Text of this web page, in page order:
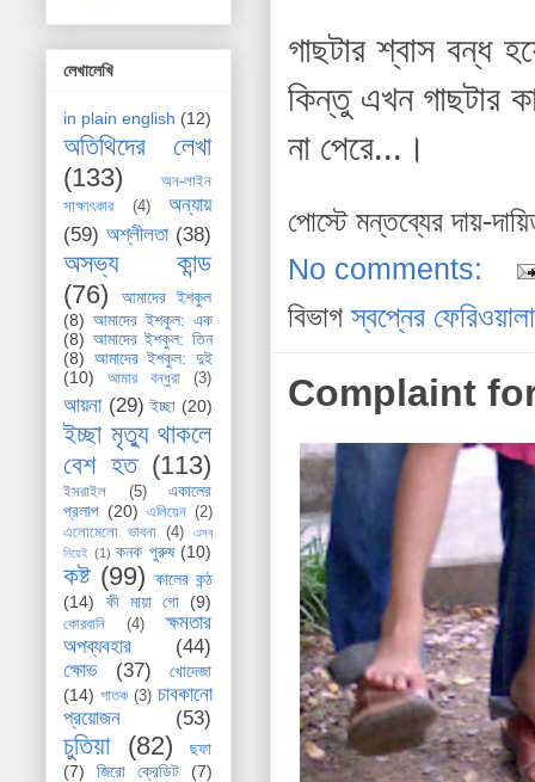
গাছটার শ্বাস
কিন্তু এখন গাছটার
না পেরে...।
পোস্টে মন্তব্যের দায়-
No comments:
বিভাগস্বপ্নের
Complaint
লেখালেখি
in plain english (12)
অতিথিদের লেখা
(133)
অন-লাইন
সাক্ষাৎকার
(4)
অন্যায়
(59) অশ্লীলতা (38)
অসভ্য কান্ড
(76)
আমাদের ইশকুল
(8) আমাদের ইশকুল: এক
(8) আমাদের ইশকুল: তিন
(8) আমাদের ইশকুল: দুই
(10)
আমার বন্ধুরা (3)
আয়না (29) ইচ্ছা (20)
ইচ্ছা মৃত্যু থাকলে
বেশ হত (113)
ইসরাইল (5)
একালের
প্রলাপ (20) এলিয়েন (2)
এলোমেলো ভাবনা (4)
এসব
নিয়েই (1) কনক পুরুষ (10)
কষ্ট (99) কালের কন্ঠ
(14)
কী মায়া গো (9)
কোরবানি (4)
ক্ষমতার
অপব্যবহার
(44)
ক্ষোভ
(37)
খোদেজা
(14) গাতক (3) চাবকানো
প্রয়োজন
(53)
চুতিয়া (82)
ছফা
(7)
জিরো ক্রেডিট (7)